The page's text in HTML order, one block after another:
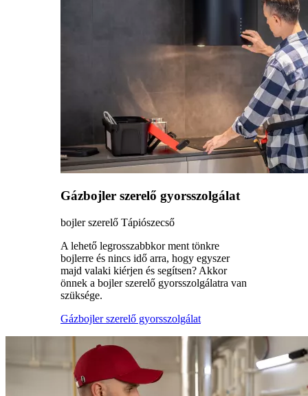
Gázbojler szerelő gyorsszolgálat
bojler szerelő Tápiószecső
A lehető legrosszabbkor ment tönkre
bojlerre és nincs idő arra, hogy egyszer
majd valaki kiérjen és segítsen? Akkor
önnek a bojler szerelő gyorsszolgálatra van
szüksége.
Gázbojler szerelő gyorsszolgálat